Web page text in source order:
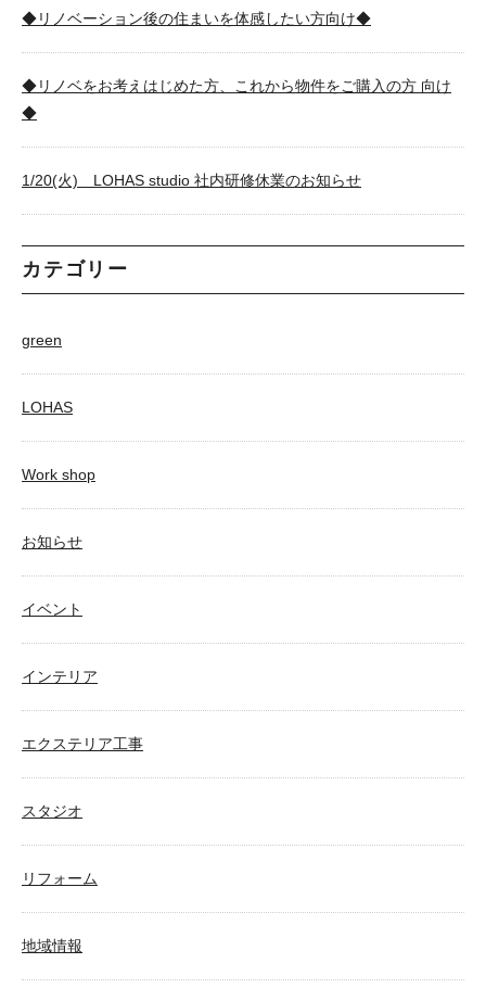
◆リノベーション後の住まいを体感したい方向け◆
◆リノベをお考えはじめた方、これから物件をご購入の方 向け
◆
1/20(火) LOHAS studio 社内研修休業のお知らせ
カテゴリー
green
LOHAS
Work shop
お知らせ
イベント
インテリア
エクステリア工事
スタジオ
リフォーム
地域情報